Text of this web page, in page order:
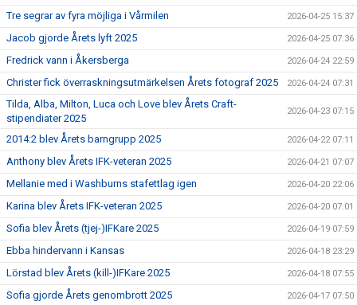
Tre segrar av fyra möjliga i Vårmilen 2026-04-25 15:37
Jacob gjorde Årets lyft 2025 2026-04-25 07:36
Fredrick vann i Åkersberga 2026-04-24 22:59
Christer fick överraskningsutmärkelsen Årets fotograf 2025 2026-04-24 07:31
Tilda, Alba, Milton, Luca och Love blev Årets Craft-
stipendiater 2025
2026-04-23 07:15
2014:2 blev Årets barngrupp 2025 2026-04-22 07:11
Anthony blev Årets IFK-veteran 2025 2026-04-21 07:07
Mellanie med i Washburns stafettlag igen 2026-04-20 22:06
Karina blev Årets IFK-veteran 2025 2026-04-20 07:01
Sofia blev Årets (tjej-)IFKare 2025 2026-04-19 07:59
Ebba hindervann i Kansas 2026-04-18 23:29
Lörstad blev Årets (kill-)IFKare 2025 2026-04-18 07:55
Sofia gjorde Årets genombrott 2025 2026-04-17 07:50